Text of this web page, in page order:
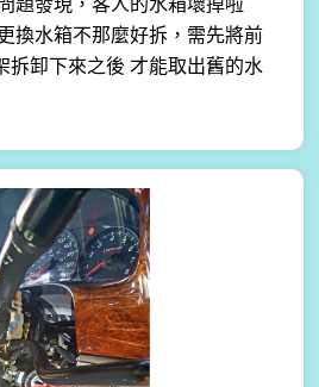
換水箱不那麼好拆，需先將前
拆卸下來之後 才能取出舊的水